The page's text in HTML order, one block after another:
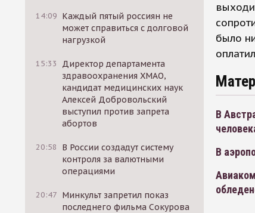
14:09 Каждый пятый россиян не
может справиться с долговой
нагрузкой
15:33
Директор департамента
здравоохранения ХМАО,
кандидат медицинских наук
Алексей Добровольский
выступил против запрета
абортов
20:58
В России создадут систему
контроля за валютными
операциями
20:47 Минкульт запретил показ
последнего фильма Сокурова
было
В
В